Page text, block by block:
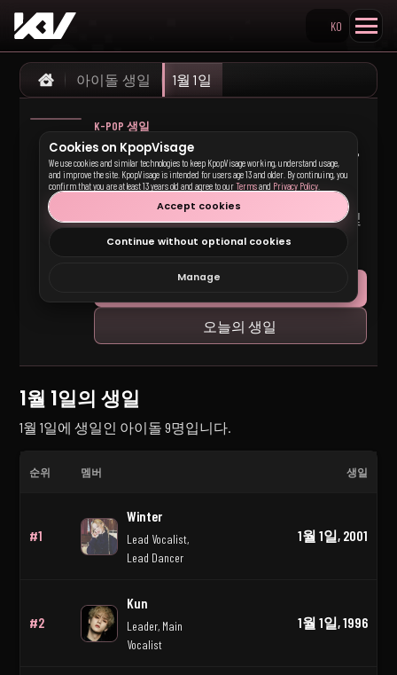
Search KpopVisage
KO
Home
아이돌 생일 1월 1일
K-POP 생일
1월 1일의 K-pop 아이돌
생일
1월 1일에 생일을 맞는 K-pop 아이돌과 멤버 및
그룹 프로필 링크입니다.
생일 캘린더
오늘의 생일
1월 1일의 생일
1월 1일에 생일인 아이돌 9명입니다.
순위 멤버 생일
#1
Winter
Lead Vocalist,
Lead Dancer
1월 1일, 2001
#2
Kun
Leader, Main
Vocalist
1월 1일, 1996
Cookies on KpopVisage
We use cookies and similar technologies to keep KpopVisage working, understand usage,
and improve the site. KpopVisage is intended for users age 13 and older. By continuing, you
confirm that you are at least 13 years old and agree to ourTermsand Privacy Policy
Accept cookies
Continue without optional cookies
Manage